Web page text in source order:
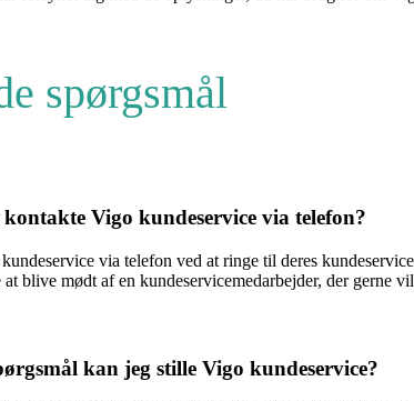
spørgsmål
Vigo kundeservice via telefon?
via telefon ved at ringe til deres
blive mødt af en kundeservicemedarbejder, der gerne
kan jeg stille Vigo kundeservice?